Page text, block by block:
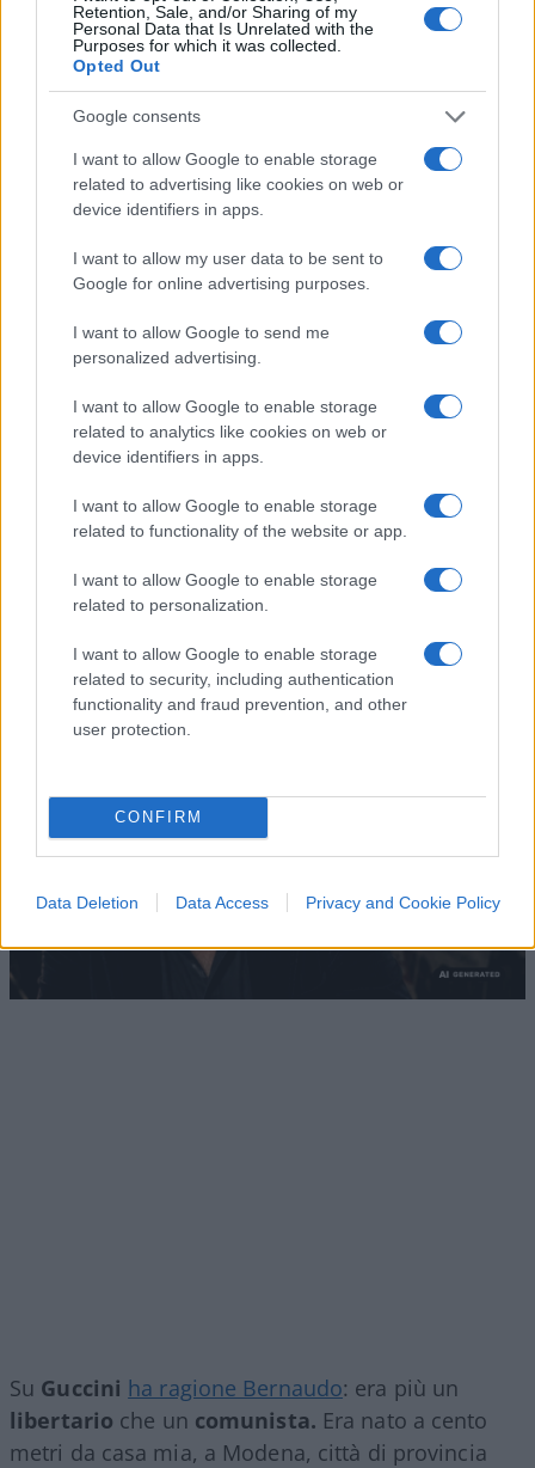
Retention, Sale, and/or Sharing of my
Personal Data that Is Unrelated with the
Purposes for which it was collected.
Opted Out
Google consents
I want to allow Google to enable storage
related to advertising like cookies on web or
device identifiers in apps.
I want to allow my user data to be sent to
Google for online advertising purposes.
I want to allow Google to send me
personalized advertising.
I want to allow Google to enable storage
related to analytics like cookies on web or
device identifiers in apps.
I want to allow Google to enable storage
related to functionality of the website or app.
I want to allow Google to enable storage
related to personalization.
I want to allow Google to enable storage
related to security, including authentication
functionality and fraud prevention, and other
user protection.
CONFIRM
Data Deletion Data Access Privacy and Cookie Policy
Luigi Bisignani per Il Tempo, 8 agosto 2026
Caro Porro, la sinistra lo
voleva. Ma Guccini era un
battitore libero
Il cantautore non era coercibile all'ottusa
militanza che è tanto gradita al potere
La Posta
8 Agosto 2026, 18:00
1.7k
Su Guccini ha ragione Bernaudo: era più un
libertario che un comunista. Era nato a cento
metri da casa mia, a Modena, città di provincia